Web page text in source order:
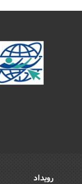
رویداد